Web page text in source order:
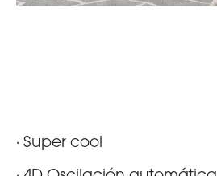
· Super cool